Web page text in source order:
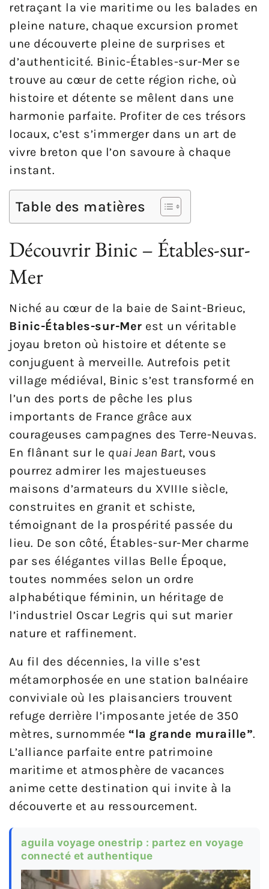
retraçant la vie maritime ou les balades en
pleine nature, chaque excursion promet
une découverte pleine de surprises et
d’authenticité. Binic-Étables-sur-Mer se
trouve au cœur de cette région riche, où
histoire et détente se mêlent dans une
harmonie parfaite. Profiter de ces trésors
locaux, c’est s’immerger dans un art de
vivre breton que l’on savoure à chaque
instant.
Table des matières
Découvrir Binic – Étables-sur-
Mer
Niché au cœur de la baie de Saint-Brieuc,
Binic-Étables-sur-Mer est un véritable
joyau breton où histoire et détente se
conjuguent à merveille. Autrefois petit
village médiéval, Binic s’est transformé en
l’un des ports de pêche les plus
importants de France grâce aux
courageuses campagnes des Terre-Neuvas.
En flânant sur le quai Jean Bart, vous
pourrez admirer les majestueuses
maisons d’armateurs du XVIIIe siècle,
construites en granit et schiste,
témoignant de la prospérité passée du
lieu. De son côté, Étables-sur-Mer charme
par ses élégantes villas Belle Époque,
toutes nommées selon un ordre
alphabétique féminin, un héritage de
l’industriel Oscar Legris qui sut marier
nature et raffinement.
Au fil des décennies, la ville s’est
métamorphosée en une station balnéaire
conviviale où les plaisanciers trouvent
refuge derrière l’imposante jetée de 350
mètres, surnommée “la grande muraille”.
L’alliance parfaite entre patrimoine
maritime et atmosphère de vacances
anime cette destination qui invite à la
découverte et au ressourcement.
aguila voyage onestrip : partez en voyage
connecté et authentique